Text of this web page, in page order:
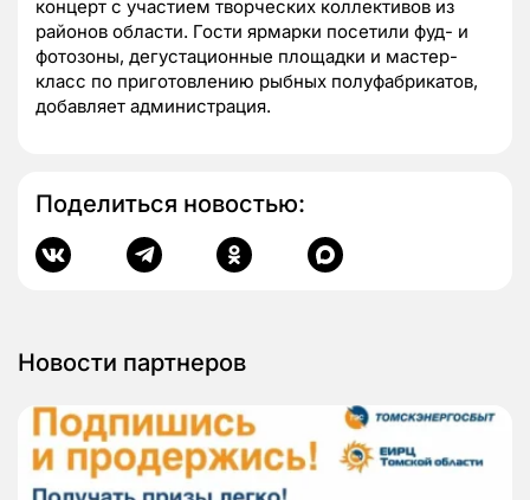
концерт с участием творческих коллективов из
районов области. Гости ярмарки посетили фуд- и
фотозоны, дегустационные площадки и мастер-
класс по приготовлению рыбных полуфабрикатов,
добавляет администрация.
Поделиться новостью:
Новости партнеров